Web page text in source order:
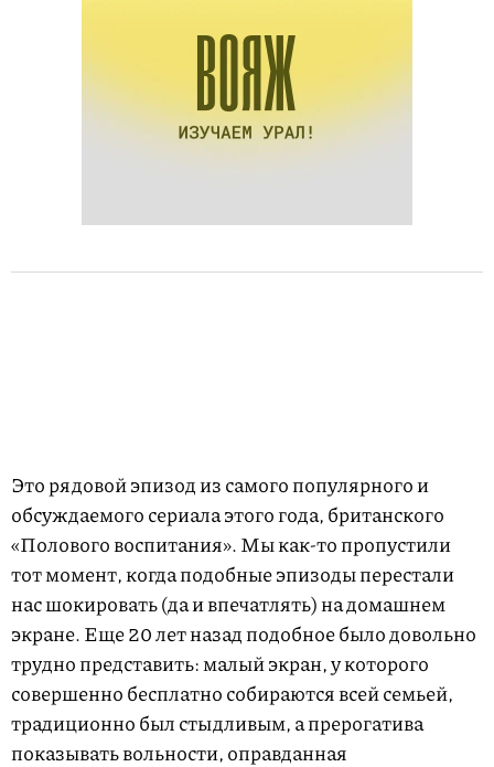
Это рядовой эпизод из самого популярного и
обсуждаемого сериала этого года, британского
«Полового воспитания». Мы как-то пропустили
тот момент, когда подобные эпизоды перестали
нас шокировать (да и впечатлять) на домашнем
экране. Еще 20 лет назад подобное было довольно
трудно представить: малый экран, у которого
совершенно бесплатно собираются всей семьей,
традиционно был стыдливым, а прерогатива
показывать вольности, оправданная